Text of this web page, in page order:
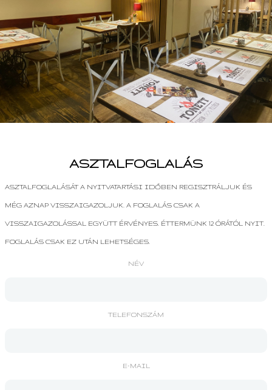
ASZTALFOGLALÁS
ASZTALFOGLALÁSÁT A NYITVATARTÁSI IDŐBEN REGISZTRÁLJUK ÉS
MÉG AZNAP VISSZAIGAZOLJUK. A FOGLALÁS CSAK A
VISSZAIGAZOLÁSSAL EGYÜTT ÉRVÉNYES. ÉTTERMÜNK 12 ÓRÁTÓL NYIT.
FOGLALÁS CSAK EZ UTÁN LEHETSÉGES.
NÉV
TELEFONSZÁM
E-MAIL